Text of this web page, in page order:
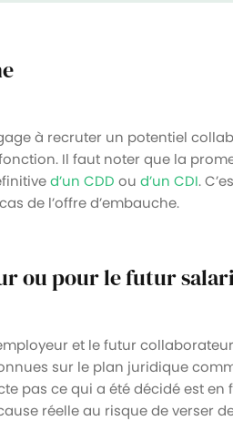
à recruter un potentiel
Il faut noter que la
d’un CDD ou d’un CDI.
de l’offre d’embauche.
ou pour le futur
et le futur
sur le plan juridique
pas ce qui a été décidé est en
réelle au risque de verser